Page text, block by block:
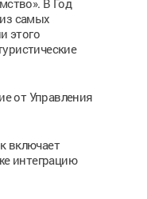
В Год
самых
этого
от Управления
включает
интеграцию